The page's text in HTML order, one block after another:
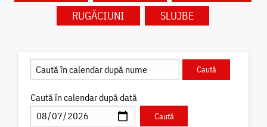
RUGĂCIUNI
SLUJBE
Caută în calendar după dată